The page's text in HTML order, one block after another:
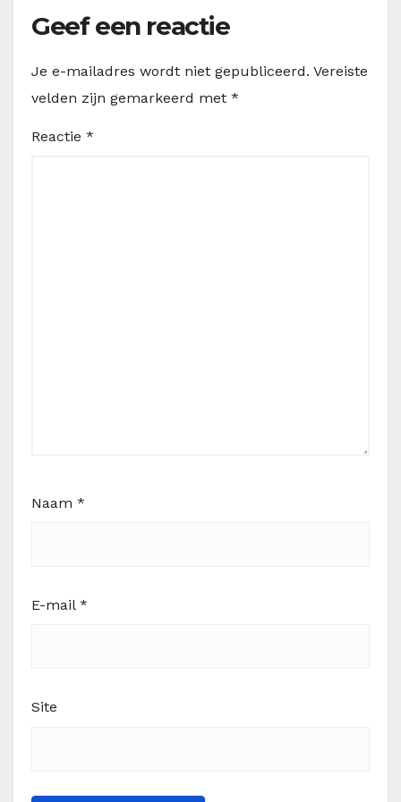
Geef een reactie
Je e-mailadres wordt niet gepubliceerd. Vereiste
velden zijn gemarkeerd met *
Reactie *
Naam *
E-mail *
Site